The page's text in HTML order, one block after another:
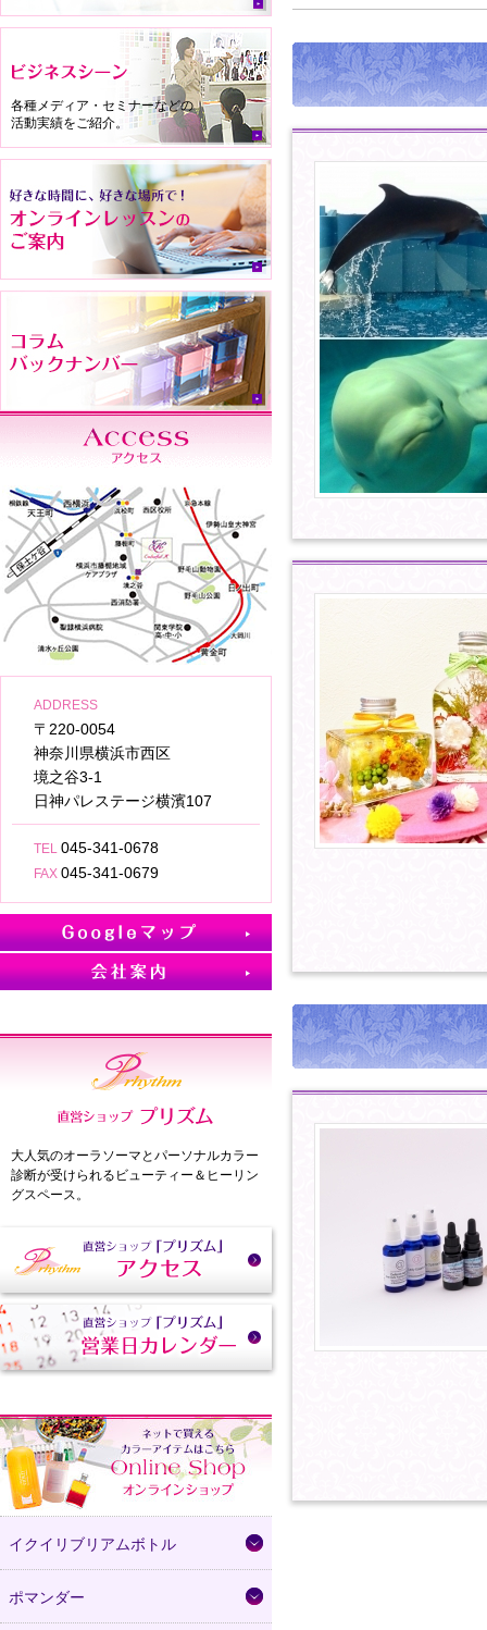
各種メディア・セミナーなどの
活動実績をご紹介。
ADDRESS
〒220-0054
神奈川県横浜市西区
境之谷3-1
日神パレステージ横濱107
TEL 045-341-0678
FAX 045-341-0679
大人気のオーラソーマとパーソナルカラー
診断が受けられるビューティー＆ヒーリン
グスペース。
イクイリブリアムボトル
ポマンダー